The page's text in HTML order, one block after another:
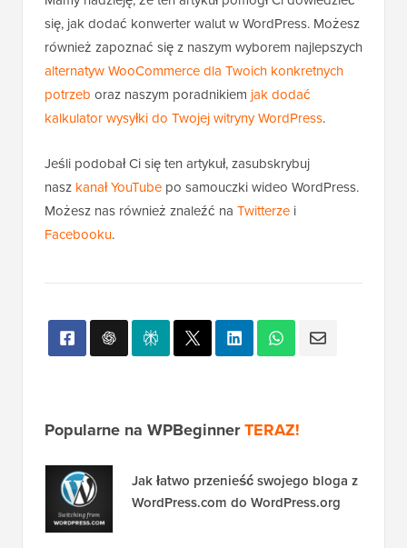
się, jak dodać konwerter walut w WordPress. Możesz
również zapoznać się z naszym wyborem najlepszych
alternatyw WooCommerce dla Twoich konkretnych
potrzeb oraz naszym poradnikiem jak dodać
kalkulator wysyłki do Twojej witryny WordPress.
Jeśli podobał Ci się ten artykuł, zasubskrybuj
nasz kanał YouTube po samouczki wideo WordPress.
Możesz nas również znaleźć na Twitterze i
Facebooku.
Popularne na WPBeginnerTERAZ!
Jak łatwo przenieść swojego bloga z
WordPress.com do WordPress.org